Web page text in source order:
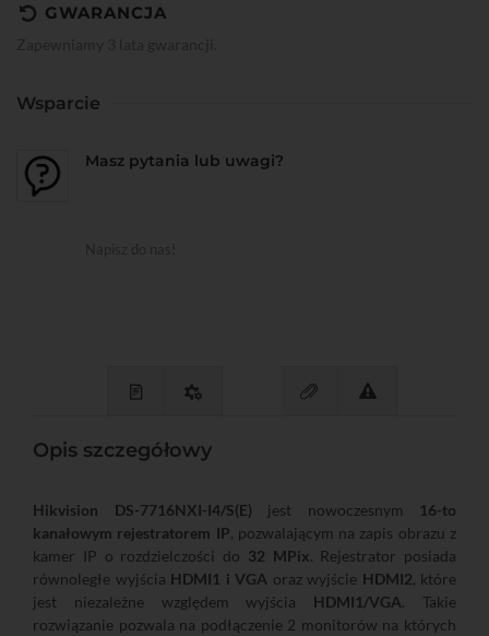
GWARANCJA
Wsparcie
Masz pytania lub uwagi?
Opis szczegółowy
Hikvision DS-7716NXI-I4/S(E) jest nowoczesnym
16-to
kanałowym rejestratorem IP, pozwalającym na zapis obrazu z
kamer IP o rozdzielczości do 32 MPix. Rejestrator posiada
równoległe wyjścia HDMI1 i VGA oraz wyjście HDMI2, które
jest niezależne względem wyjścia HDMI1/VGA. Takie
rozwiązanie pozwala na podłączenie 2 monitorów na których